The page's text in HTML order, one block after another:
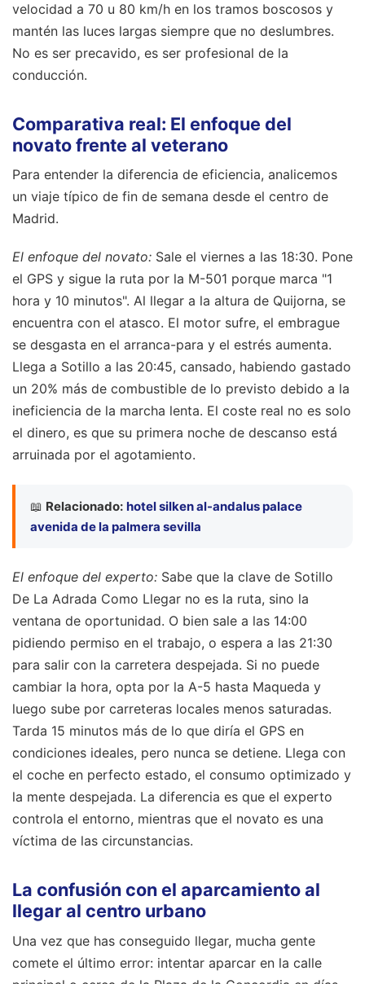
velocidad a 70 u 80 km/h en los tramos boscosos y
mantén las luces largas siempre que no deslumbres.
No es ser precavido, es ser profesional de la
conducción.
Comparativa real: El enfoque del
novato frente al veterano
Para entender la diferencia de eficiencia, analicemos
un viaje típico de fin de semana desde el centro de
Madrid.
El enfoque del novato: Sale el viernes a las 18:30. Pone
el GPS y sigue la ruta por la M-501 porque marca "1
hora y 10 minutos". Al llegar a la altura de Quijorna, se
encuentra con el atasco. El motor sufre, el embrague
se desgasta en el arranca-para y el estrés aumenta.
Llega a Sotillo a las 20:45, cansado, habiendo gastado
un 20% más de combustible de lo previsto debido a la
ineficiencia de la marcha lenta. El coste real no es solo
el dinero, es que su primera noche de descanso está
arruinada por el agotamiento.
📖 Relacionado: hotel silken al-andalus palace
avenida de la palmera sevilla
El enfoque del experto: Sabe que la clave de Sotillo
De La Adrada Como Llegar no es la ruta, sino la
ventana de oportunidad. O bien sale a las 14:00
pidiendo permiso en el trabajo, o espera a las 21:30
para salir con la carretera despejada. Si no puede
cambiar la hora, opta por la A-5 hasta Maqueda y
luego sube por carreteras locales menos saturadas.
Tarda 15 minutos más de lo que diría el GPS en
condiciones ideales, pero nunca se detiene. Llega con
el coche en perfecto estado, el consumo optimizado y
la mente despejada. La diferencia es que el experto
controla el entorno, mientras que el novato es una
víctima de las circunstancias.
La confusión con el aparcamiento al
llegar al centro urbano
Una vez que has conseguido llegar, mucha gente
comete el último error: intentar aparcar en la calle